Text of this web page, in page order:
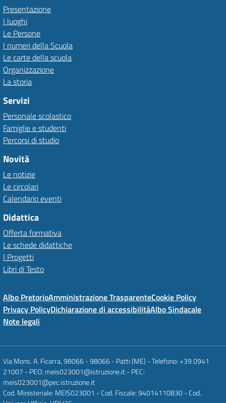
Presentazione
I luoghi
Le Persone
I numeri della Scuola
Le carte della scuola
Organizzazione
La storia
Servizi
Personale scolastico
Famiglie e studenti
Percorsi di studio
Novità
Le notizie
Le circolari
Calendario eventi
Didattica
Offerta formativa
Le schede didattiche
I Progetti
Libri di Testo
Albo PretorioAmministrazione TrasparenteCookie Policy
Privacy PolicyDichiarazione di accessibilitàAlbo Sindacale
Note legali
Via Mons. A. Ficarra, 98066 - 98066 - Patti (ME) - Telefono: +39 0941
21007 - PEO: meis023001@istruzione.it - PEC:
meis023001@pec.istruzione.it
Cod. Ministeriale: MEIS023001 - Cod. Fiscale: 94014110830 - Cod.